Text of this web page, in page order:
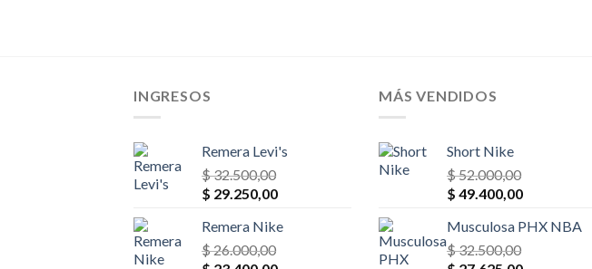
INGRESOS
Remera Levi's
$32.500,00
El
original
era:
$ 29.250,00El
actual
Remera Nike
$26.000,00
MÁS VENDIDOS
Short Nike
$52.000,00
El
original
era:
$ 49.400,00El
actual
Musculosa PHX NBA
$32.500,00